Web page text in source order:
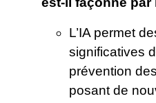
L’IA permet
significatives
prévention
posant de